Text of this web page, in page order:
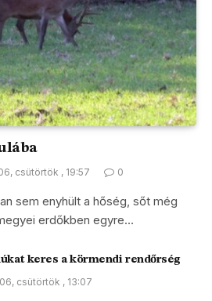
csütörtök , 19:57 0
sem enyhült a hőség, sőt még
erdőkben egyre…
keres a körmendi rendőrség
csütörtök , 13:07